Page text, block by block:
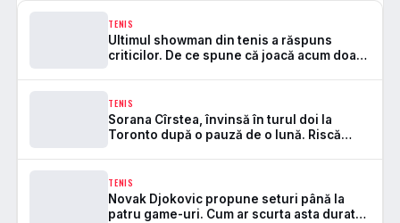
TENIS
Ultimul showman din tenis a răspuns
criticilor. De ce spune că joacă acum doar
TENIS
Sorana Cîrstea, învinsă în turul doi la
Toronto după o pauză de o lună. Riscă
TENIS
Novak Djokovic propune seturi până la
patru game-uri. Cum ar scurta asta durata